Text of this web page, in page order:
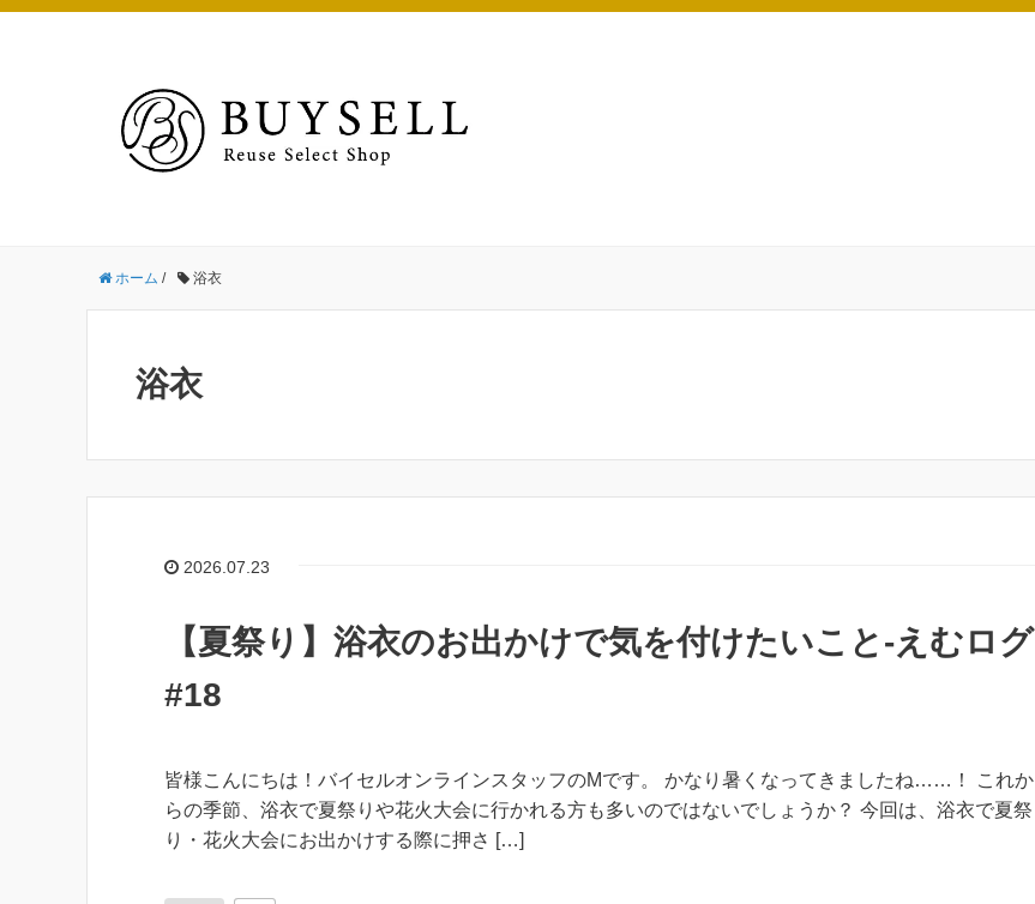
ホーム / 浴衣
浴衣
2026.07.23
【夏祭り】浴衣のお出かけで気を付けたいこと-えむログ
#18
皆様こんにちは！バイセルオンラインスタッフのMです。 かなり暑くなってきましたね……！ これか
らの季節、浴衣で夏祭りや花火大会に行かれる方も多いのではないでしょうか？ 今回は、浴衣で夏祭
り・花火大会にお出かけする際に押さ […]